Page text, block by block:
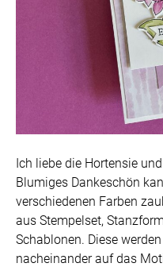
Ich liebe die Hortensie
Blumiges Dankeschön
verschiedenen Farben
aus Stempelset,
Schablonen. Diese
nacheinander auf das